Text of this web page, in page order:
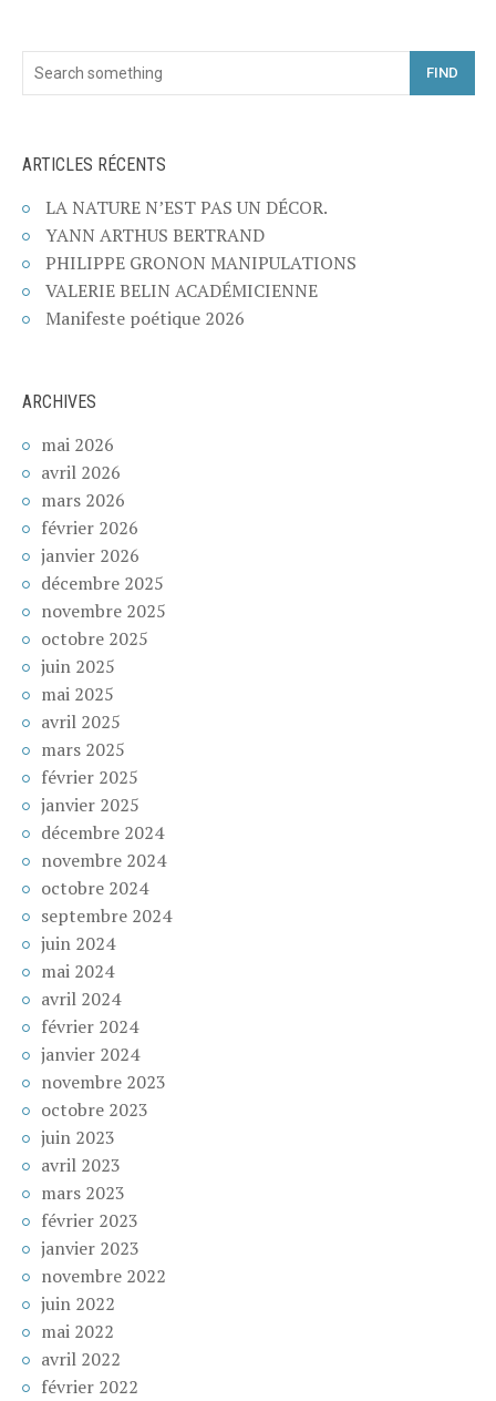
FIND
ARTICLES RÉCENTS
LA NATURE N’EST PAS UN DÉCOR.
YANN ARTHUS BERTRAND
PHILIPPE GRONON MANIPULATIONS
VALERIE BELIN ACADÉMICIENNE
Manifeste poétique 2026
ARCHIVES
mai 2026
avril 2026
mars 2026
février 2026
janvier 2026
décembre 2025
novembre 2025
octobre 2025
juin 2025
mai 2025
avril 2025
mars 2025
février 2025
janvier 2025
décembre 2024
novembre 2024
octobre 2024
septembre 2024
juin 2024
mai 2024
avril 2024
février 2024
janvier 2024
novembre 2023
octobre 2023
juin 2023
avril 2023
mars 2023
février 2023
janvier 2023
novembre 2022
juin 2022
mai 2022
avril 2022
février 2022